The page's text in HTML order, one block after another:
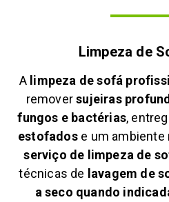
Limpeza de
A limpeza de sofá
removersujeiras
fungos e bactérias,
estofadose um ambiente
serviço de limpeza de
técnicas de lavagem de
a seco quando